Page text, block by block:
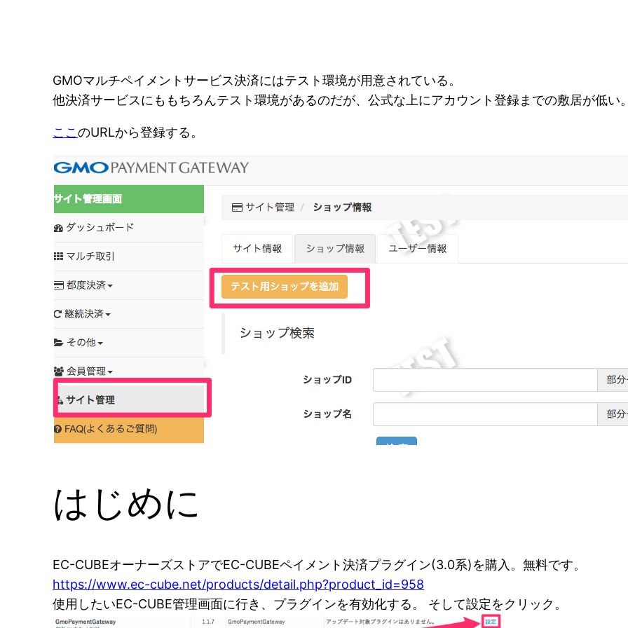
GMOマルチペイメントサービス決済にはテスト環境が用意されている。
他決済サービスにももちろんテスト環境があるのだが、公式な上にアカウント登録までの敷居が低い
ここのURLから登録する。
はじめに
EC-CUBEオーナーズストアでEC-CUBEペイメント決済プラグイン(3.0系)を購入。無料です。
https://www.ec-cube.net/products/detail.php?product_id=958
使用したいEC-CUBE管理画面に行き、プラグインを有効化する。 そして設定をクリック。